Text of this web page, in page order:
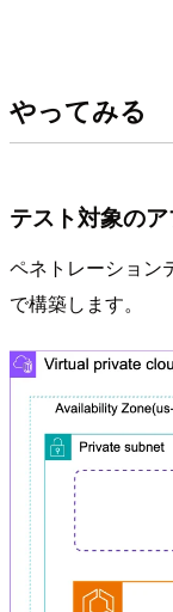
やってみる
テスト対象の
ペネトレーション
で構築します。